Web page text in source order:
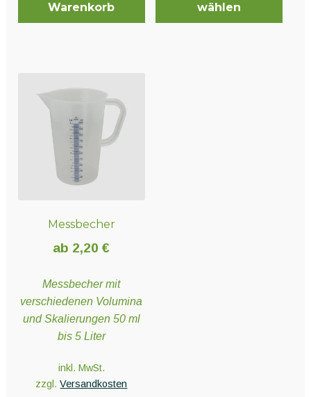
Warenkorb
wählen
Messbecher
ab 2,20€
Messbecher mit
verschiedenen Volumina
und Skalierungen 50 ml
bis 5 Liter
inkl. MwSt.
zzgl.Versandkosten